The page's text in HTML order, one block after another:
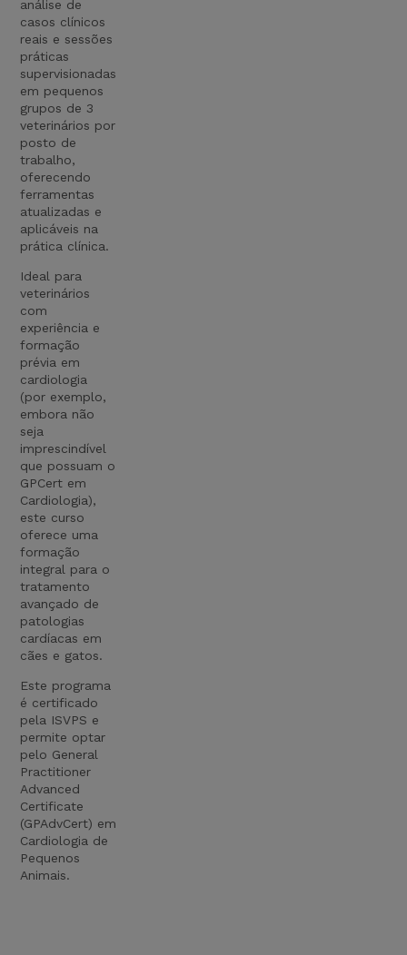
análise de
casos clínicos
reais e sessões
práticas
supervisionadas
em pequenos
grupos de 3
veterinários por
posto de
trabalho,
oferecendo
ferramentas
atualizadas e
aplicáveis na
prática clínica.
Ideal para
veterinários
com
experiência e
formação
prévia em
cardiologia
(por exemplo,
embora não
seja
imprescindível
que possuam o
GPCert em
Cardiologia),
este curso
oferece uma
formação
integral para o
tratamento
avançado de
patologias
cardíacas em
cães e gatos.
Este programa
é certificado
pela ISVPS e
permite optar
pelo General
Practitioner
Advanced
Certificate
(GPAdvCert) em
Cardiologia de
Pequenos
Animais.